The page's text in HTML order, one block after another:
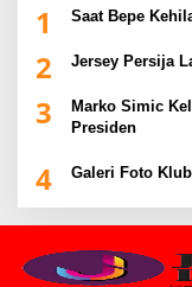
1 Saat Bepe
2 Jersey Persija
3
Marko Simic
Presiden
4 Galeri Foto